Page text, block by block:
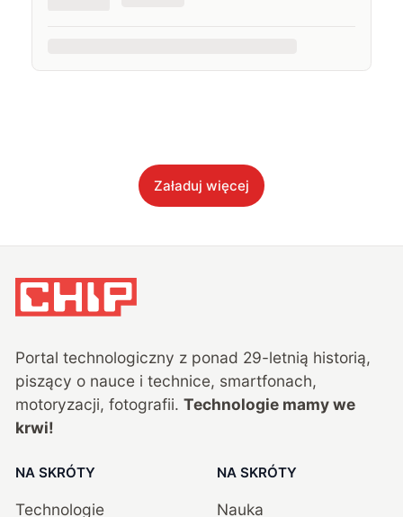
Załaduj więcej
Portal technologiczny z ponad 29-letnią historią,
piszący o nauce i technice, smartfonach,
motoryzacji, fotografii. Technologie mamy we
krwi!
NA SKRÓTY
Technologie
NA SKRÓTY
Nauka